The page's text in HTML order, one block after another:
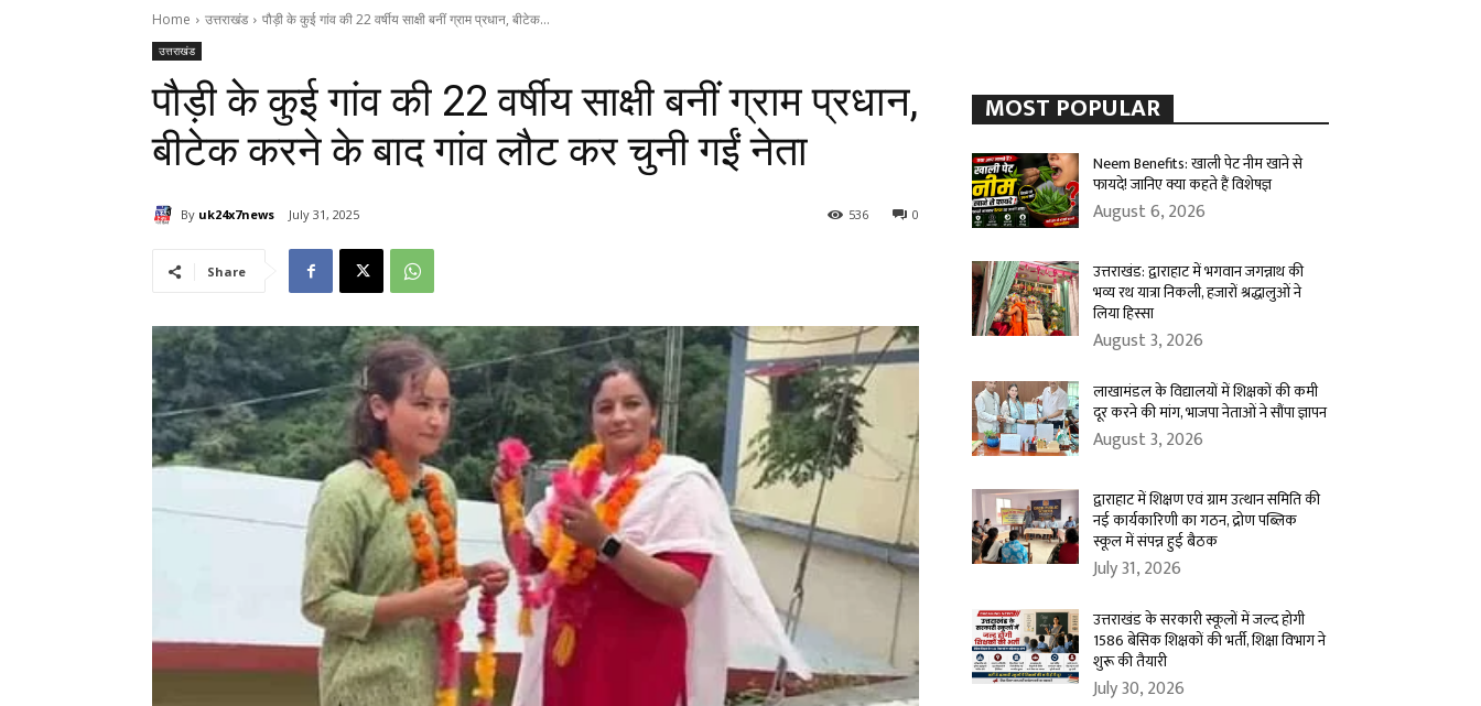
Home उत्तराखंड पौड़ी के कुई गांव की 22 वर्षीय साक्षी बनीं ग्राम प्रधान, बीटेक...
उत्तराखंड
पौड़ी के कुई गांव की 22 वर्षीय साक्षी बनीं ग्राम प्रधान,
बीटेक करने के बाद गांव लौट कर चुनी गईं नेता
By uk24x7news July 31, 2025 0
536
Share
MOST POPULAR
Neem Benefits: खाली पेट नीम खाने से
फायदे! जानिए क्या कहते हैं विशेषज्ञ
August 6, 2026
उत्तराखंड: द्वाराहाट में भगवान जगन्नाथ की
भव्य रथ यात्रा निकली, हजारों श्रद्धालुओं ने
लिया हिस्सा
August 3, 2026
लाखामंडल के विद्यालयों में शिक्षकों की कमी
दूर करने की मांग, भाजपा नेताओं ने सौंपा ज्ञापन
August 3, 2026
द्वाराहाट में शिक्षण एवं ग्राम उत्थान समिति की
नई कार्यकारिणी का गठन, द्रोण पब्लिक
स्कूल में संपन्न हुई बैठक
July 31, 2026
उत्तराखंड के सरकारी स्कूलों में जल्द होगी
1586 बेसिक शिक्षकों की भर्ती, शिक्षा विभाग ने
शुरू की तैयारी
July 30, 2026